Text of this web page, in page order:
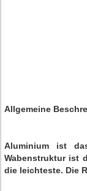
Allgemeine
Aluminium ist
Wabenstruktur ist
die leichteste. Die